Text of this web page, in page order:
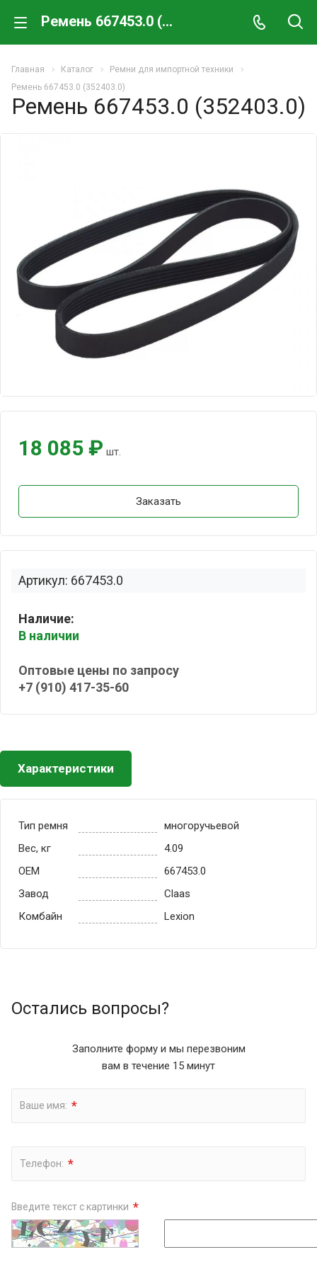
Ремень 667453.0 (352403.0)
Главная Каталог
Ремни для импортной техники
Ремень 667453.0 (352403.0)
Ремень 667453.0 (352403.0)
Артикул: 667453.0
Наличие:
В наличии
Оптовые цены по запросу
+7 (910) 417-35-60
18 085 ₽ шт.
Заказать
Характеристики
Тип ремня
многоручьевой
Вес, кг
4.09
OEM
667453.0
Завод
Claas
Комбайн
Lexion
Остались вопросы?
Заполните форму и мы перезвоним
вам в течение 15 минут
Ваше имя: *
Телефон: *
Введите текст с картинки *